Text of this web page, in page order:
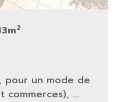
2
pour un mode de
...